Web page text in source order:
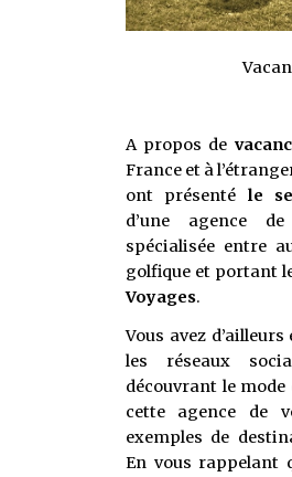
A propos de
France et à
ont présenté le
d’une agence
spécialisée entre
golfique et portant
Voyages.
Vous avez
les réseaux
découvrant le
cette agence de
exemples de
En vous rappelant